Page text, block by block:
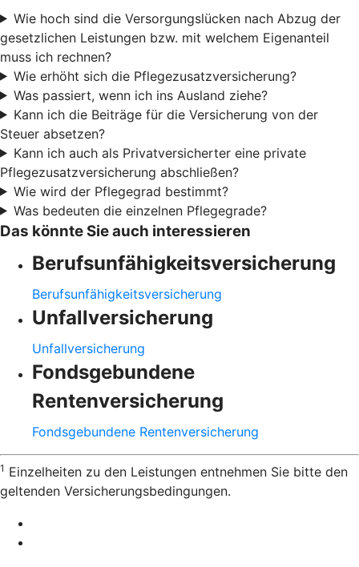
Wie hoch sind die Versorgungslücken nach Abzug der
gesetzlichen Leistungen bzw. mit welchem Eigenanteil
muss ich rechnen?
Wie erhöht sich die Pflegezusatzversicherung?
Was passiert, wenn ich ins Ausland ziehe?
Kann ich die Beiträge für die Versicherung von der
Steuer absetzen?
Kann ich auch als Privatversicherter eine private
Pflegezusatzversicherung abschließen?
Wie wird der Pflegegrad bestimmt?
Was bedeuten die einzelnen Pflegegrade?
Das könnte Sie auch interessieren
Berufsunfähigkeitsversicherung
Berufsunfähigkeitsversicherung
Unfallversicherung
Unfallversicherung
Fondsgebundene
Rentenversicherung
Fondsgebundene Rentenversicherung
1 Einzelheiten zu den Leistungen entnehmen Sie bitte den
geltenden Versicherungsbedingungen.